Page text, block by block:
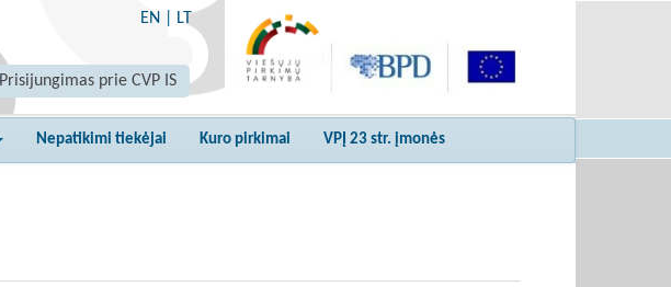
EN LT
Prisijungimas prie CVP IS
Nepatikimi tiekėjai Kuro pirkimai VPĮ 23 str. įmonės